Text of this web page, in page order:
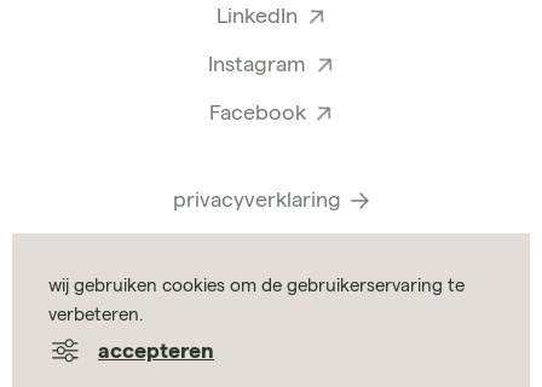
LinkedIn
Instagram
Facebook
privacyverklaring
byUNCOMMON
wij gebruiken cookies om de gebruikerservaring te
verbeteren.
accepteren